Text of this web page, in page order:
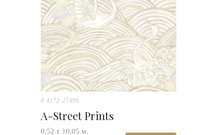
# 4172-27499
A-Street Prints
0,52 х 10,05 м.